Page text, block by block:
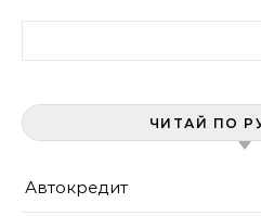
ЧИТАЙ ПО
Автокредит